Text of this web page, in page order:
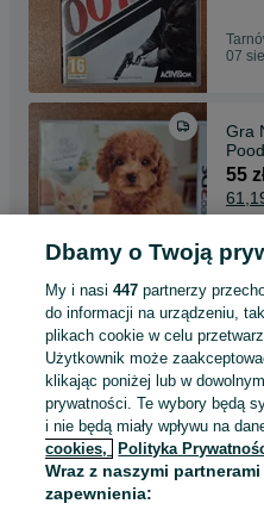
07
Gra
55
07
Fi 4
1
1
Tarnów
07
Dbamy o Twoją
My i nasi447 partnerzy
do informacji na urządzeniu,
plikach cookie w celu
Użytkownik może
klikając poniżej lub w
prywatności. Te wybory będą
i nie będą miały wpływu na
cookies,
Polityka
Wraz z naszymi
zapewnienia: